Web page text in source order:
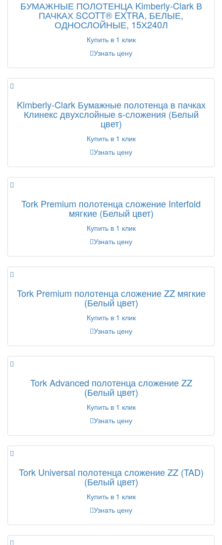
БУМАЖНЫЕ ПОЛОТЕНЦА Kimberly-Clark В
ПАЧКАХ SCOTT® EXTRA, БЕЛЫЕ,
ОДНОСЛОЙНЫЕ, 15Х240Л
Купить в 1 клик
Узнать цену
Kimberly-Clark Бумажные полотенца в пачках
Клинекс двухслойные s-сложения (Белый
цвет)
Купить в 1 клик
Узнать цену
Tork Premium полотенца сложение Interfold
мягкие (Белый цвет)
Купить в 1 клик
Узнать цену
Tork Premium полотенца сложение ZZ мягкие
(Белый цвет)
Купить в 1 клик
Узнать цену
Tork Advanced полотенца сложение ZZ
(Белый цвет)
Купить в 1 клик
Узнать цену
Tork Universal полотенца сложение ZZ (TAD)
(Белый цвет)
Купить в 1 клик
Узнать цену